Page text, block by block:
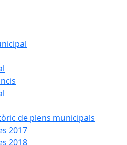
de plens municipals
2017
2018